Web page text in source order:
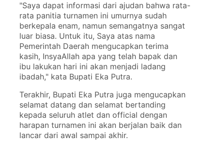
"Saya dapat informasi dari ajudan bahwa rata-
rata panitia turnamen ini umurnya sudah
berkepala enam, namun semangatnya sangat
luar biasa. Untuk itu, Saya atas nama
Pemerintah Daerah mengucapkan terima
kasih, InsyaAllah apa yang telah bapak dan
ibu lakukan hari ini akan menjadi ladang
ibadah," kata Bupati Eka Putra.
Terakhir, Bupati Eka Putra juga mengucapkan
selamat datang dan selamat bertanding
kepada seluruh atlet dan official dengan
harapan turnamen ini akan berjalan baik dan
lancar dari awal sampai akhir.